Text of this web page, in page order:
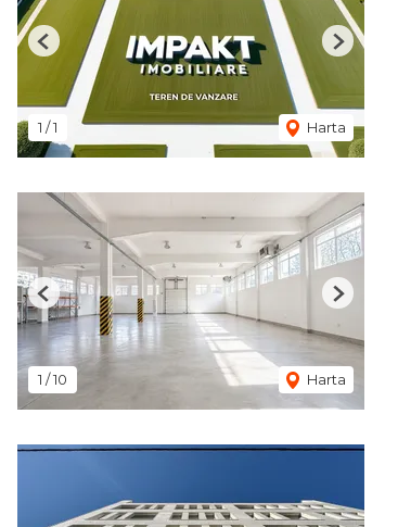
1 /1 Harta
Previous Next
1 /10 Harta
Previous Next